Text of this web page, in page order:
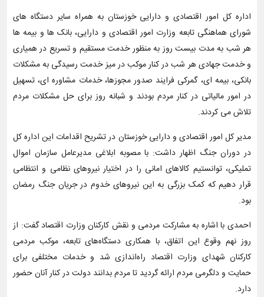
اداره کل امور اقتصادی و دارایی خوزستان به همراه سایر دستگاه های
شورای هماهنگی تابعه وزارت امور اقتصادی و دارایی، بانک ها و بیمه ها
هر شب به مدت بیست روز به منظور خدمت مستقیم و تسریع در همیاری
و خدمت جهادی هر شب در کنار موکب در میز خدمت رسیدگی به مشکلات
بانکی، بیمه ای، گمرکی فرایند صدور مجوزها، خدمات مشاوره ای، تسهیل
در امور مالیاتی در کنار مردم بودند و شبانه روز برای حل مشکلات مردم
تلاش می کردند.
مدیر کل امور اقتصادی و دارایی خوزستان در تشریح اقدامات این اداره‌ کل
در دوران جنگ اظهار داشت: با مصوبه ابلاغی مدیرعامل سازمان اموال
تملیکی، توانستیم کالاهای امانی را در اختیار نیروهای نظامی و انتظامی
قرار دهیم که کمک بزرگی به این نیروهای خدوم در جریان جنگ رمضان
بود.
احمدی با اشاره به مشارکت مردمی و نقش کارکنان وزارت اقتصاد گفت: از
روز نهم وقوع این اتفاق، با همکاری دستگاه‌های تابعه، موکب مردمی
کارکنان شهدای وزارت اقتصاد راه‌اندازی شد و خدمات مختلفی برای
حمایت و دلگرمی مردم ارائه گردید تا مردم بدانند دولت در کنار آنان حضور
دارد.